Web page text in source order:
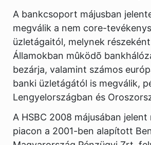
A bankcsoport májusban
megválik a nem core-
üzletágaitól, melynek
Államokban mûködõ
bezárja, valamint számos
banki üzletágától is megválik,
Lengyelországban és
A HSBC 2008 májusában
piacon a 2001-ben alapított